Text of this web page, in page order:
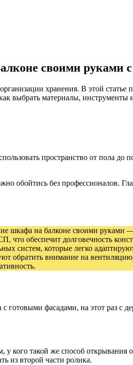
своими руками с
хранения. В этой статье
выбрать материалы,
пространство от пола до
обойтись без профессионалов.
шкафа на балконе своими руками
что обеспечит долговечность
систем, которые легко
обратить внимание на
готовыми фасадами, на этот раз
у кого такой же способ
из второй части ролика.